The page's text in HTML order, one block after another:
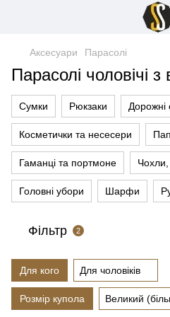
Аксесуари Парасолі
Парасолі чоловічі
Сумки Рюкзаки Дорожні
Косметички та несесери
Гаманці та портмоне
Головні убори Шарфи
Фільтр 2
Для кого Для чоловіків
Розмір купола Великий